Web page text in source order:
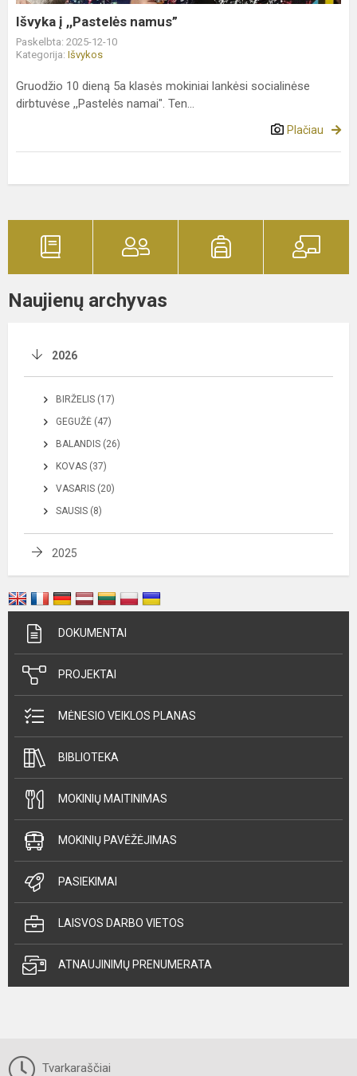
Išvyka į ,,Pastelės namus”
Paskelbta: 2025-12-10
Kategorija: Išvykos
Gruodžio 10 dieną 5a klasės mokiniai lankėsi socialinėse
dirbtuvėse ,,Pastelės namai". Ten...
Plačiau
Naujienų archyvas
2026
BIRŽELIS (17)
GEGUŽĖ (47)
BALANDIS (26)
KOVAS (37)
VASARIS (20)
SAUSIS (8)
2025
DOKUMENTAI
PROJEKTAI
MĖNESIO VEIKLOS PLANAS
BIBLIOTEKA
MOKINIŲ MAITINIMAS
MOKINIŲ PAVĖŽĖJIMAS
PASIEKIMAI
LAISVOS DARBO VIETOS
ATNAUJINIMŲ PRENUMERATA
Tvarkaraščiai